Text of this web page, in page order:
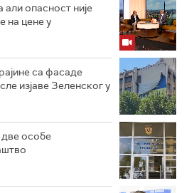
опасност није
на цене у
са фасаде
изјаве Зеленског у
особе